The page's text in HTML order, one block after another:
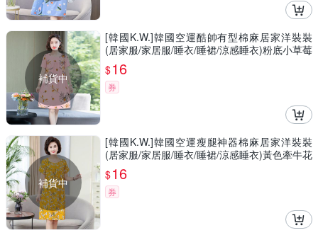
補貨中
[韓國K.W.]韓國空運酷帥有型棉麻居家洋裝裝
(居家服/家居服/睡衣/睡裙/涼感睡衣)粉底小草莓
$16
券
補貨中
[韓國K.W.]韓國空運瘦腿神器棉麻居家洋裝裝
(居家服/家居服/睡衣/睡裙/涼感睡衣)黃色牽牛花
$16
券